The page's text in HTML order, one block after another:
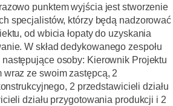
punktem wyjścia jest stworzenie
specjalistów, którzy będą nadzorować
od wbicia łopaty do uzyskania
W skład dedykowanego zespołu
osoby: Kierownik Projektu
wraz ze swoim zastępcą, 2
2 przedstawicieli działu
działu przygotowania produkcji i 2